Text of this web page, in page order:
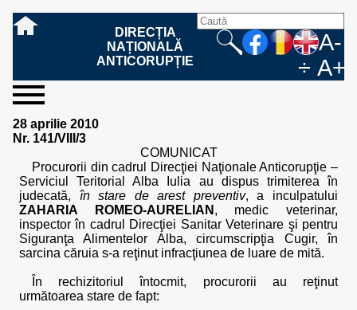
DIRECȚIA
NAȚIONALĂ
ANTICORUPȚIE
A-
÷ A+
sesizați-
ne
Ce
înseamnă
corupție
Cum
sesizați
de
corupție?
Cum
este
cel care
denunță?
Ce
trebuie
conțină o
sesizare?
Fazele
procesului
Ce
urmează
sesizez
o faptă
de
corupție?
Care sunt
drepturile și
persoanelor
în procesul
penal?
Cum
sprijiniți
oferind
date
despre
posibile
fapte de
corupție?
despre
noi
Cine
lucrează
Cu ce
se
DNA?
Sursele
de
ale DNA
Structura
Conducerea
Structuri
teritoriale
Cadrul
legal
Resurse
financiare
publice
Resurse
umane
Integritate
instituțională
rezultatele
noastre
Rapoarte
de
Hotărâri
penale
în cauze
de
corupție
mass
media
Biroul de
informare
publice -
Contacte
Comunicate
de presă
Model de
acreditare
Drept
la
Evenimente
informare
publică
Persoana
responsabilă
informarea
publică
Model
solicitare
în baza
Legii
544/2001
Raportul
anual
aplicarea
Legii
544/2001
Legea
544/2001
de
aplicare
Protecția
datelor
caracter
personal
Modalități
de
a
răspunsului
oferit în
baza Legii
544/2001
cooperare
internațională
Programe
Evenimente
internaționale
Cadrul legal
internațional
28 aprilie 2010
Nr. 141/VIII/3
COMUNICAT
Procurorii din cadrul Direcţiei Naţionale Anticorupţie –
Serviciul Teritorial Alba Iulia au dispus trimiterea în
judecată, în stare de arest preventiv, a inculpatului
ZAHARIA ROMEO-AURELIAN , medic veterinar,
inspector în cadrul Direcţiei Sanitar Veterinare şi pentru
Siguranţa Alimentelor Alba, circumscripţia Cugir, în
sarcina căruia s-a reţinut infracţiunea de luare de mită.
În rechizitoriul întocmit, procurorii au reţinut
următoarea stare de fapt: